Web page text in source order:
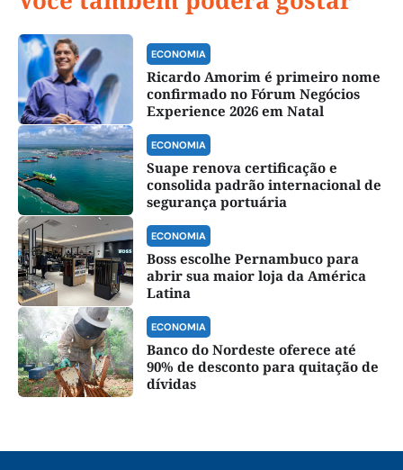
ECONOMIA
Ricardo Amorim é primeiro nome
confirmado no Fórum Negócios
Experience 2026 em Natal
ECONOMIA
Suape renova certificação e
consolida padrão internacional de
segurança portuária
ECONOMIA
Boss escolhe Pernambuco para
abrir sua maior loja da América
Latina
ECONOMIA
Banco do Nordeste oferece até
90% de desconto para quitação de
dívidas